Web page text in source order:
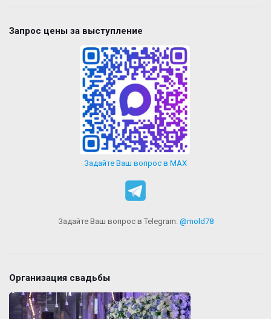
Запрос цены за выступление
Задайте Ваш вопрос в MAX
Задайте Ваш вопрос в Telegram: @mold78
Организация свадьбы